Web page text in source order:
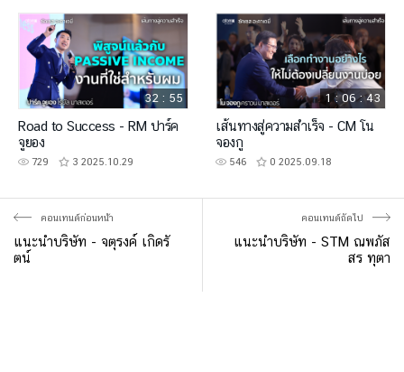
Road to Success - RM ปาร์ค
จูยอง
729 3 2025.10.29
32 : 55
เส้นทางสู่ความสำเร็จ - CM โน
จองกู
546 0 2025.09.18
1 : 06 : 43
คอนเทนต์ก่อนหน้า
แนะนำบริษัท - จตุรงค์ เกิดรั
ตน์
คอนเทนต์ถัดไป
แนะนำบริษัท - STM ณพภัส
สร ทุตา